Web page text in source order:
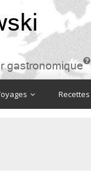
gastronomique

Recettes